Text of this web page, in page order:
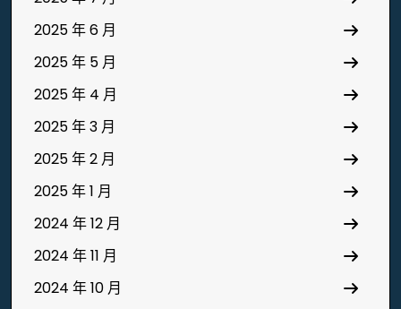
2025 年 6 月
2025 年 5 月
2025 年 4 月
2025 年 3 月
2025 年 2 月
2025 年 1 月
2024 年 12 月
2024 年 11 月
2024 年 10 月